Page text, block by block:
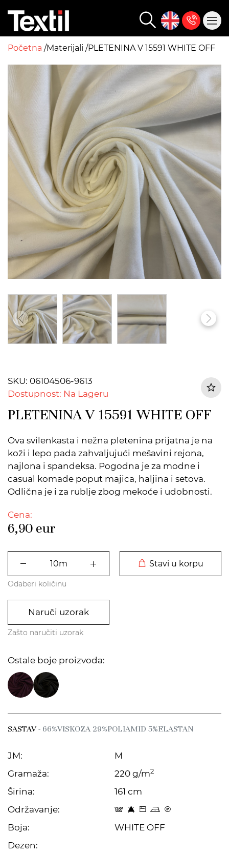
Početna Materijali PLETENINA V 15591 WHITE OFF
SKU: 06104506-9613
Dostupnost: Na Lageru
PLETENINA V 15591 WHITE OFF
Ova svilenkasta i nežna pletenina prijatna je na
koži i lepo pada zahvaljujući mešavini rejona,
najlona i spandeksa. Pogodna je za modne i
casual komade poput majica, haljina i setova.
Odlična je i za rublje zbog mekoće i udobnosti.
Cena:
6,90 eur
Stavi u korpu
Odaberi količinu
Naruči uzorak
Zašto naručiti uzorak
Ostale boje proizvoda:
SASTAV- 66%VISKOZA 29%POLIAMID 5%ELASTAN
JM:
M
Gramaža:
220 g/m2
Širina:
161 cm
Održavanje:
t 8 Z o C
Boja:
WHITE OFF
Dezen: